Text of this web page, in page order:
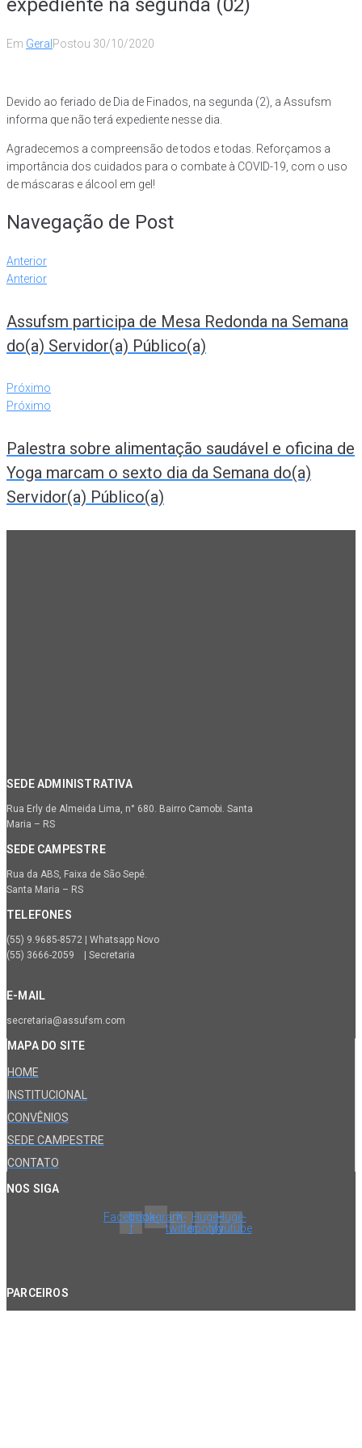
expediente na segunda (02)
Em Geral Postou 30/10/2020
Devido ao feriado de Dia de Finados, na segunda (2), a Assufsm
informa que não terá expediente nesse dia.
Agradecemos a compreensão de todos e todas. Reforçamos a
importância dos cuidados para o combate à COVID-19, com o uso
de máscaras e álcool em gel!
Navegação de Post
Anterior
Anterior
Assufsm participa de Mesa Redonda na Semana
do(a) Servidor(a) Público(a)
Próximo
Próximo
Palestra sobre alimentação saudável e oficina de
Yoga marcam o sexto dia da Semana do(a)
Servidor(a) Público(a)
SEDE ADMINISTRATIVA
Rua Erly de Almeida Lima, n° 680. Bairro Camobi. Santa
Maria – RS
SEDE CAMPESTRE
Rua da ABS, Faixa de São Sepé.
Santa Maria – RS
TELEFONES
(55) 9.9685-8572 | Whatsapp Novo
(55) 3666-2059 | Secretaria
E-MAIL
secretaria@assufsm.com
MAPA DO SITE
HOME
INSTITUCIONAL
CONVÊNIOS
SEDE CAMPESTRE
CONTATO
NOS SIGA
Facebook-
f
InstagramX-
twitter
Huge-
spotify
Huge-
youtube
PARCEIROS